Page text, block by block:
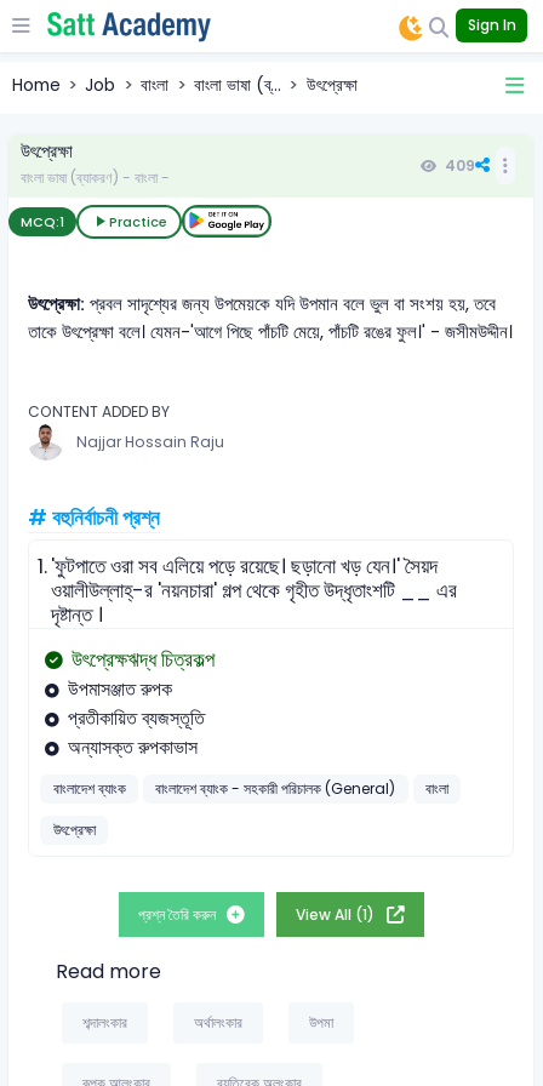
Sign In
Home Job বাংলা বাংলা ভাষা (ব্... উৎপ্রেক্ষা
উৎপ্রেক্ষা
বাংলা ভাষা (ব্যাকরণ) - বাংলা -
409
MCQ:1 Practice
উৎপ্রেক্ষা:প্রবল সাদৃশ্যের জন্য উপমেয়কে যদি উপমান বলে ভুল বা সংশয় হয়, তবে
তাকে উৎপ্রেক্ষা বলে। যেমন-'আগে পিছে পাঁচটি মেয়ে, পাঁচটি রঙের ফুল।' - জসীমউদ্দীন।
CONTENT ADDED BY
Najjar Hossain Raju
# বহুনির্বাচনী প্রশ্ন
1.'ফুটপাতে ওরা সব এলিয়ে পড়ে রয়েছে। ছড়ানো খড় যেন।' সৈয়দ
ওয়ালীউল্লাহ্-র 'নয়নচারা' গল্প থেকে গৃহীত উদ্ধৃতাংশটি __ এর
দৃষ্টান্ত ।
উৎপ্রেক্ষঋদ্ধ চিত্রকল্প
উপমাসঞ্জাত রুপক
প্রতীকায়িত ব্যজস্তূতি
অন্যাসক্ত রুপকাভাস
বাংলাদেশ ব্যাংক বাংলাদেশ ব্যাংক - সহকারী পরিচালক (General)
বাংলা
উৎপ্রেক্ষা
প্রশ্ন তৈরি করুন View All (1)
Read more
শব্দালংকার অর্থালংকার উপমা